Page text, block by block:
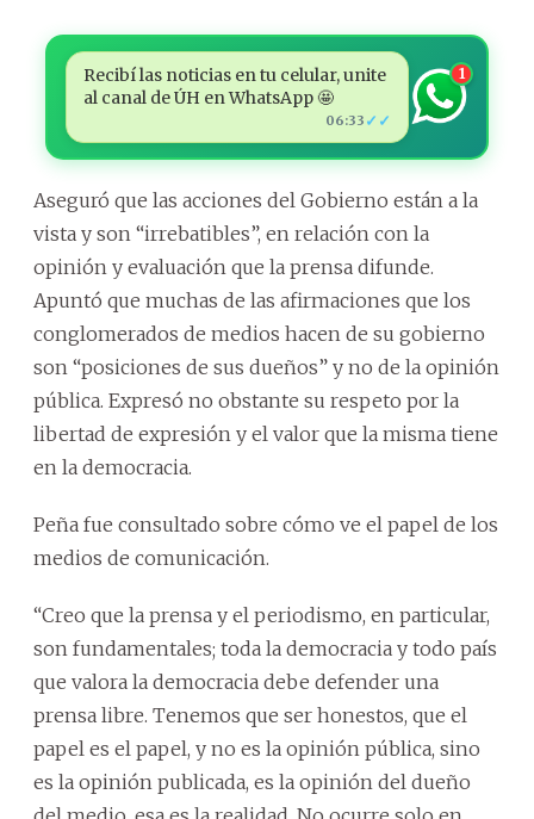
Recibí las noticias en tu celular, unite
al canal de ÚH en WhatsApp 🤩
06:33 ✓✓
1
Aseguró que las acciones del Gobierno están a la
vista y son “irrebatibles”, en relación con la
opinión y evaluación que la prensa difunde.
Apuntó que muchas de las afirmaciones que los
conglomerados de medios hacen de su gobierno
son “posiciones de sus dueños” y no de la opinión
pública. Expresó no obstante su respeto por la
libertad de expresión y el valor que la misma tiene
en la democracia.
Peña fue consultado sobre cómo ve el papel de los
medios de comunicación.
“Creo que la prensa y el periodismo, en particular,
son fundamentales; toda la democracia y todo país
que valora la democracia debe defender una
prensa libre. Tenemos que ser honestos, que el
papel es el papel, y no es la opinión pública, sino
es la opinión publicada, es la opinión del dueño